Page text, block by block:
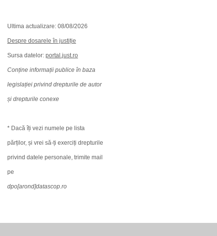
Ultima actualizare: 08/08/2026
Despre dosarele în justiție
Sursa datelor: portal.just.ro
Conține informații publice în baza
legislației privind drepturile de autor
și drepturile conexe
* Dacă îți vezi numele pe lista
părților, și vrei să-ți exerciți drepturile
privind datele personale, trimite mail
pe
dpo[arond]datascop.ro